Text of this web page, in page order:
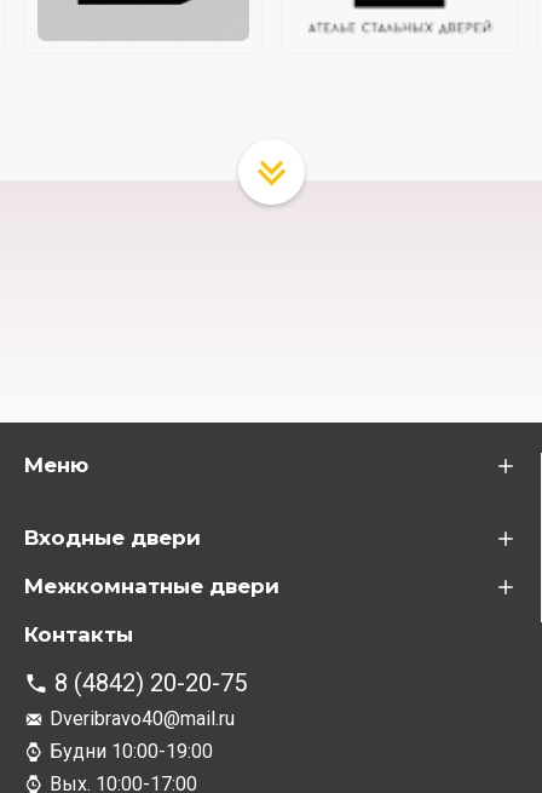
Меню
Входные двери
Межкомнатные двери
Контакты
8 (4842) 20-20-75
Dveribravo40@mail.ru
Будни 10:00-19:00
Вых. 10:00-17:00